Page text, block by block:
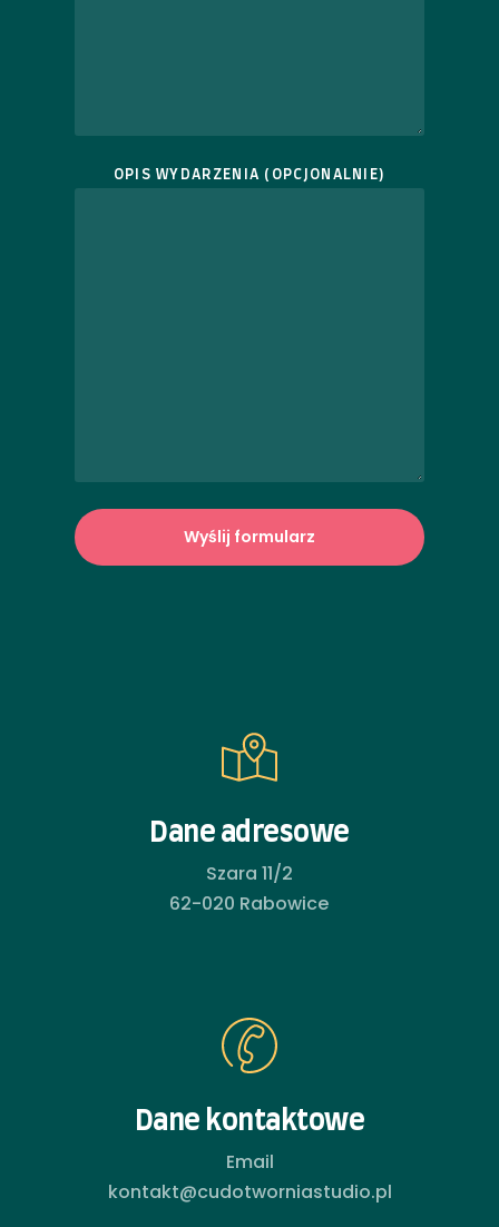
OPIS WYDARZENIA (OPCJONALNIE)
Dane adresowe
Szara 11/2
62-020 Rabowice
Dane kontaktowe
Email
kontakt@cudotworniastudio.pl